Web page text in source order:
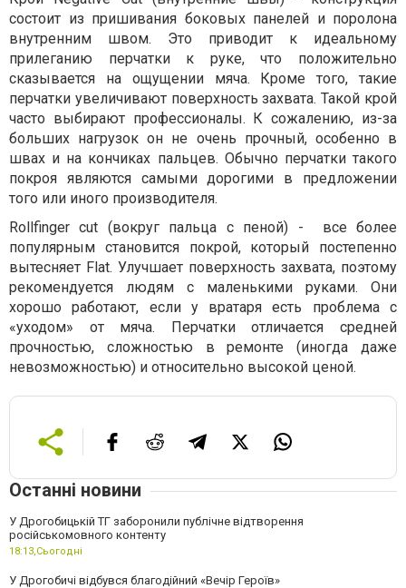
состоит из пришивания боковых панелей и поролона
внутренним швом. Это приводит к идеальному
прилеганию перчатки к руке, что положительно
сказывается на ощущении мяча. Кроме того, такие
перчатки увеличивают поверхность захвата. Такой крой
часто выбирают профессионалы. К сожалению, из-за
больших нагрузок он не очень прочный, особенно в
швах и на кончиках пальцев. Обычно перчатки такого
покроя являются самыми дорогими в предложении
того или иного производителя.
Rollfinger cut (вокруг пальца с пеной) -
все более
популярным становится покрой, который постепенно
вытесняет Flat. Улучшает поверхность захвата, поэтому
рекомендуется людям с маленькими руками. Они
хорошо работают, если у вратаря есть проблема с
«уходом» от мяча. Перчатки отличается средней
прочностью, сложностью в ремонте (иногда даже
невозможностью) и относительно высокой ценой.
Останні новини
У Дрогобицькій ТГ заборонили публічне відтворення
російськомовного контенту
18:13,Сьогодні
У Дрогобичі відбувся благодійний «Вечір Героїв»